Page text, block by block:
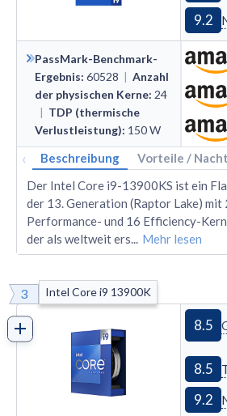
9.2
PassMark-Benchmark-
Ergebnis: 60528 | Anzahl
der physischen Kerne: 24
| TDP (thermische
Verlustleistung): 150W
‹ Beschreibung Vorteile /
Der Intel Core i9-13900KS ist ein
der 13. Generation (Raptor Lake) mit
Performance- und 16 Efficiency-
der als weltweit ers... Mehr lesen
3 Intel Core i9 13900K
8.5
8.5
9.2